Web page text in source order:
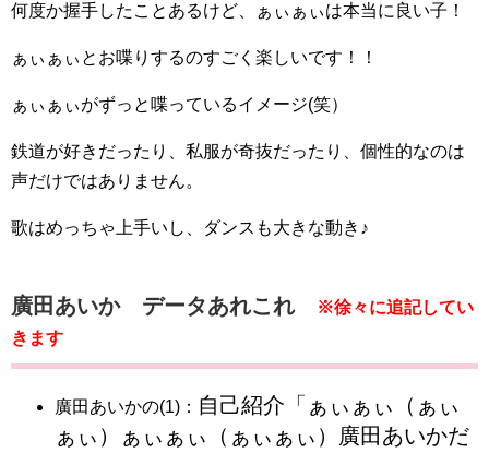
何度か握手したことあるけど、ぁぃぁぃは本当に良い子！
ぁぃぁぃとお喋りするのすごく楽しいです！！
ぁぃぁぃがずっと喋っているイメージ(笑）
鉄道が好きだったり、私服が奇抜だったり、個性的なのは
声だけではありません。
歌はめっちゃ上手いし、ダンスも大きな動き♪
廣田あいか データあれこれ
※徐々に追記してい
きます
廣田あいかの(1)： 自己紹介「ぁぃぁぃ（ぁぃ
ぁぃ）ぁぃぁぃ（ぁぃぁぃ）廣田あいかだ